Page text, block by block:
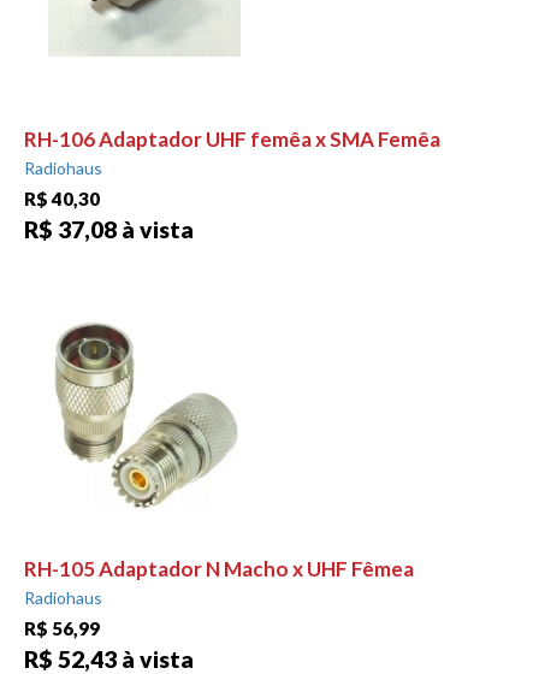
RH-106 Adaptador UHF femêa x SMA Femêa
Radiohaus
R$ 40,30
R$ 37,08 à vista
RH-105 Adaptador N Macho x UHF Fêmea
Radiohaus
R$ 56,99
R$ 52,43 à vista